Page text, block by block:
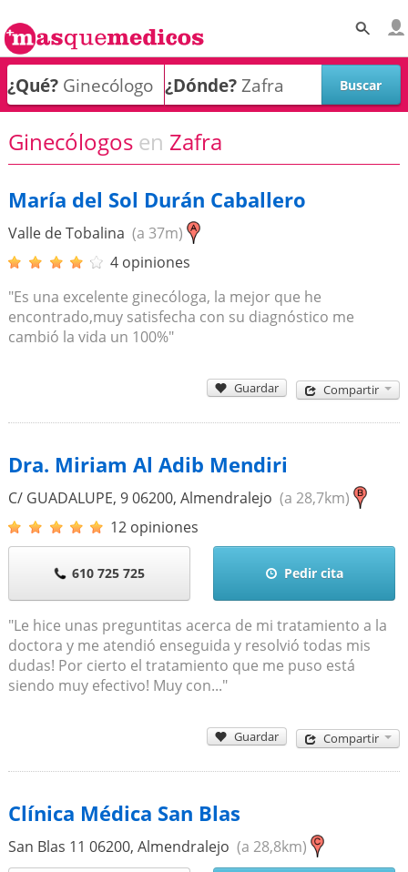
¿Qué? ¿Dónde?
Ginecólogos en Zafra
María del Sol Durán Caballero
Valle de Tobalina (a 37m)
4 opiniones
"Es una excelente ginecóloga, la mejor que he
encontrado,muy satisfecha con su diagnóstico me
cambió la vida un 100%"
Guardar Compartir
Dra. Miriam Al Adib Mendiri
C/ GUADALUPE, 906200, Almendralejo (a 28,7km)
12 opiniones
610 725 725 Pedir cita
"Le hice unas preguntitas acerca de mi tratamiento a la
doctora y me atendió enseguida y resolvió todas mis
dudas! Por cierto el tratamiento que me puso está
siendo muy efectivo! Muy con..."
Guardar Compartir
Clínica Médica San Blas
San Blas 11 06200, Almendralejo (a 28,8km)